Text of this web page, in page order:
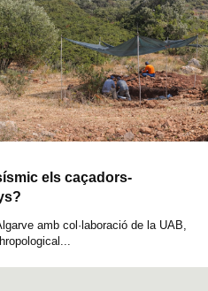
els caçadors-
amb col·laboració de la UAB,